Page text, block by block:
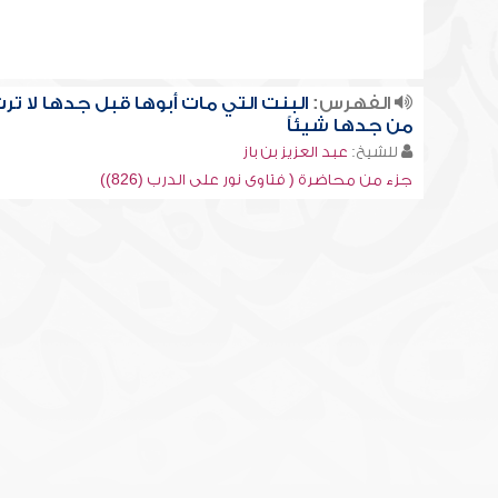
الفهرس:البنت التي مات أبوها قبل جدها لا
من جدها شيئاً
للشيخ: عبد العزيز بن باز
جزء من محاضرة ( فتاوى نور على الدرب (826))